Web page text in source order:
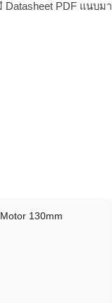
PDF แนบมา
130mm